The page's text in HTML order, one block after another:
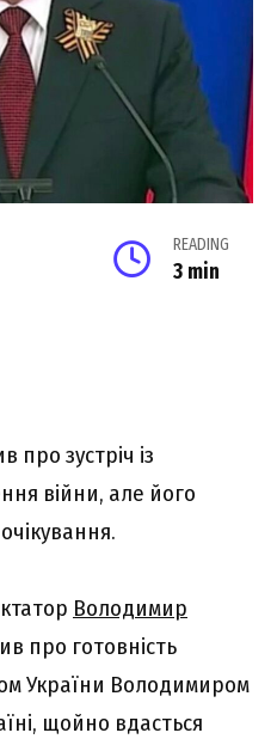
READING
3 min
про зустріч із
війни, але його
Володимир
про готовність
України Володимиром
щойно вдасться